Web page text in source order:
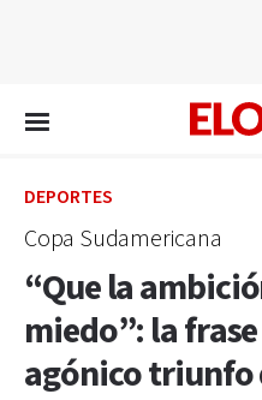
DEPORTES
Copa Sudamericana
“Que la
miedo”: la
agónico triunfo